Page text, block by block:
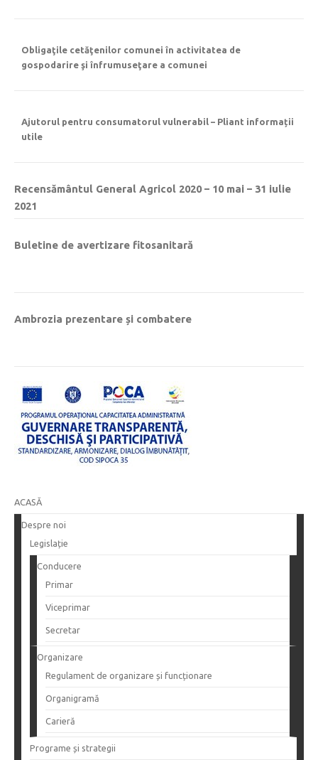
Obligaţile cetăţenilor comunei în activitatea de
gospodarire şi înfrumuseţare a comunei
Ajutorul pentru consumatorul vulnerabil – Pliant informații
utile
Recensământul General Agricol 2020 – 10 mai – 31 iulie
2021
Buletine de avertizare fitosanitară
Ambrozia prezentare și combatere
ACASĂ
Despre noi
Legislație
Conducere
Primar
Viceprimar
Secretar
Organizare
Regulament de organizare și funcționare
Organigramă
Carieră
Programe și strategii